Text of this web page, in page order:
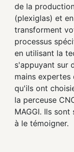
de la
(plexiglas) et
transforment
processus
en utilisant la
s'appuyant sur
mains expertes
qu'ils ont
la perceuse
MAGGI. Ils
à le témoigner.